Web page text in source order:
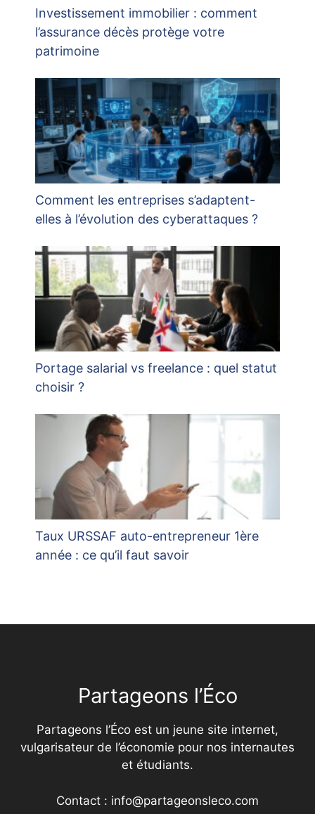
Investissement immobilier : comment
l’assurance décès protège votre
patrimoine
Comment les entreprises s’adaptent-
elles à l’évolution des cyberattaques ?
Portage salarial vs freelance : quel statut
choisir ?
Taux URSSAF auto-entrepreneur 1ère
année : ce qu’il faut savoir
Partageons l’Éco
Partageons l’Éco est un jeune site internet,
vulgarisateur de l’économie pour nos internautes
et étudiants.
Contact : info@partageonsleco.com